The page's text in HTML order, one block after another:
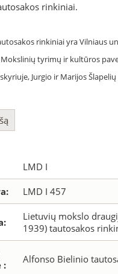
rinkiniai.
rinkiniai yra Vilniaus
tyrimų ir kultūros
Jurgio ir Marijos
LMD I
LMD I 457
Lietuvių mokslo
1939) tautosakos
:
Alfonso Bielinio